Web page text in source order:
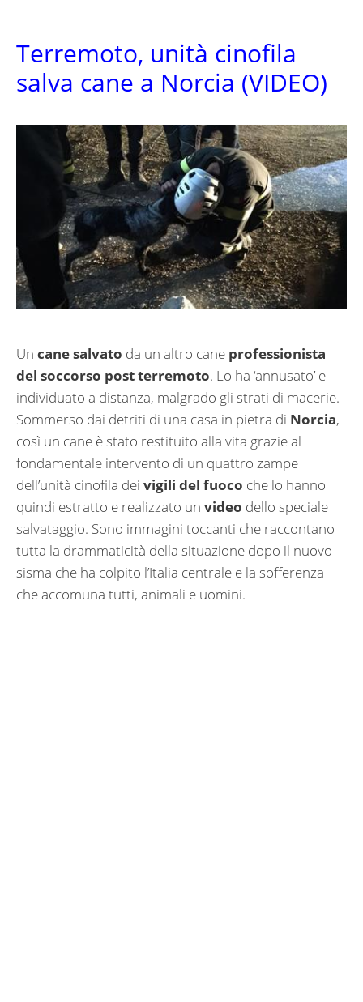
Terremoto, unità cinofila
salva cane a Norcia (VIDEO)
Un cane salvato da un altro cane professionista
del soccorso post terremoto. Lo ha ‘annusato’ e
individuato a distanza, malgrado gli strati di macerie.
Sommerso dai detriti di una casa in pietra di Norcia,
così un cane è stato restituito alla vita grazie al
fondamentale intervento di un quattro zampe
dell’unità cinofila dei vigili del fuoco che lo hanno
quindi estratto e realizzato un video dello speciale
salvataggio. Sono immagini toccanti che raccontano
tutta la drammaticità della situazione dopo il nuovo
sisma che ha colpito l’Italia centrale e la sofferenza
che accomuna tutti, animali e uomini.